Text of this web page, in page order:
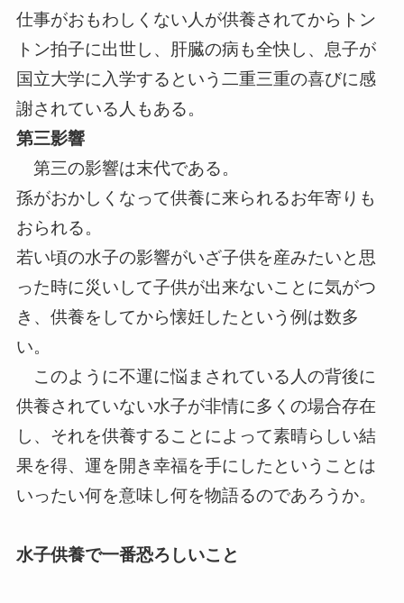
仕事がおもわしくない人が供養されてからトン
トン拍子に出世し、肝臓の病も全快し、息子が
国立大学に入学するという二重三重の喜びに感
謝されている人もある。
第三影響
第三の影響は末代である。
孫がおかしくなって供養に来られるお年寄りも
おられる。
若い頃の水子の影響がいざ子供を産みたいと思
った時に災いして子供が出来ないことに気がつ
き、供養をしてから懐妊したという例は数多
い。
このように不運に悩まされている人の背後に
供養されていない水子が非情に多くの場合存在
し、それを供養することによって素晴らしい結
果を得、運を開き幸福を手にしたということは
いったい何を意味し何を物語るのであろうか。
水子供養で一番恐ろしいこと